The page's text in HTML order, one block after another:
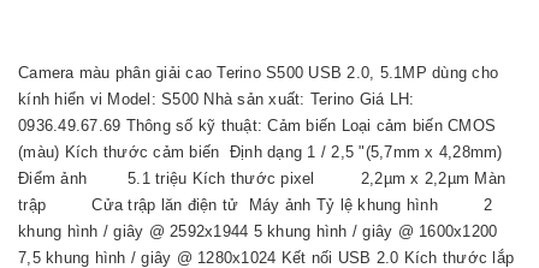
Camera màu phân giải cao Terino S500 USB 2.0, 5.1MP dùng cho
kính hiển vi Model: S500 Nhà sản xuất: Terino Giá LH:
0936.49.67.69 Thông số kỹ thuật: Cảm biến Loại cảm biến CMOS
(màu) Kích thước cảm biến Định dạng 1 / 2,5 "(5,7mm x 4,28mm)
Điểm ảnh 5.1 triệu Kích thước pixel 2,2µm x 2,2µm Màn
trập Cửa trập lăn điện tử Máy ảnh Tỷ lệ khung hình 2
khung hình / giây @ 2592x1944 5 khung hình / giây @ 1600x1200
7,5 khung hình / giây @ 1280x1024 Kết nối USB 2.0 Kích thước lắp